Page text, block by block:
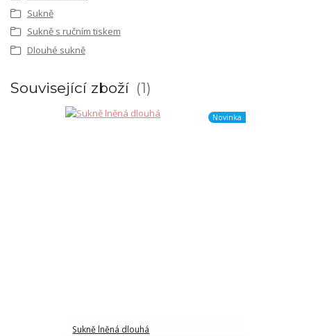
Sukně
Sukně s ručním tiskem
Dlouhé sukně
Související zboží 1
Novinka
Sukně lněná dlouhá